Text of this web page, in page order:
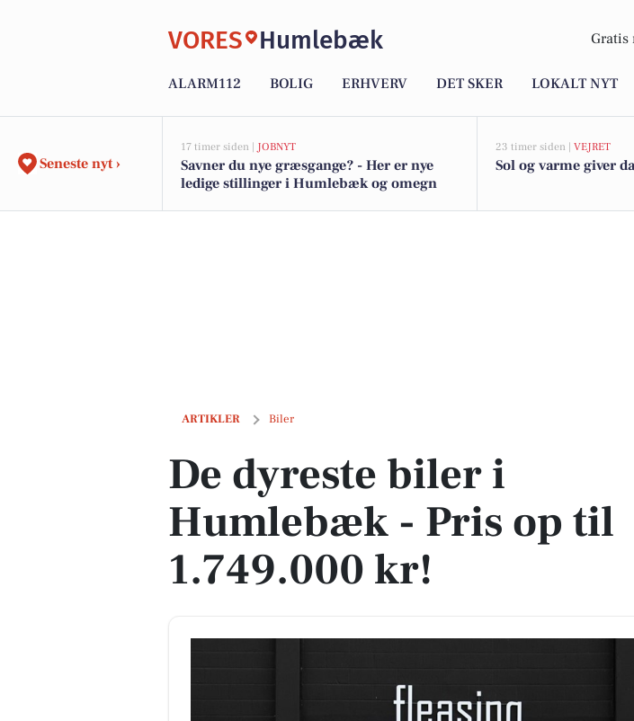
VORES Humlebæk Gratis
ALARM112 BOLIG ERHVERV DET SKER LOKALT NYT
Seneste nyt ›
17 timer siden | JOBNYT
Savner du nye græsgange? - Her er nye
ledige stillinger i Humlebæk og omegn
23 timer siden | VEJRET
Sol og varme giver
ARTIKLER Biler
De dyreste biler i Humlebæk - Pris op til 1.749.000 kr!
De dyreste biler i
Humlebæk - Pris op til
1.749.000 kr!